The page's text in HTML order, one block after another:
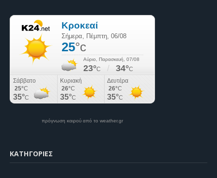
πρόγνωση καιρού από το weather.gr
KΑΤΗΓΟΡΊΕΣ